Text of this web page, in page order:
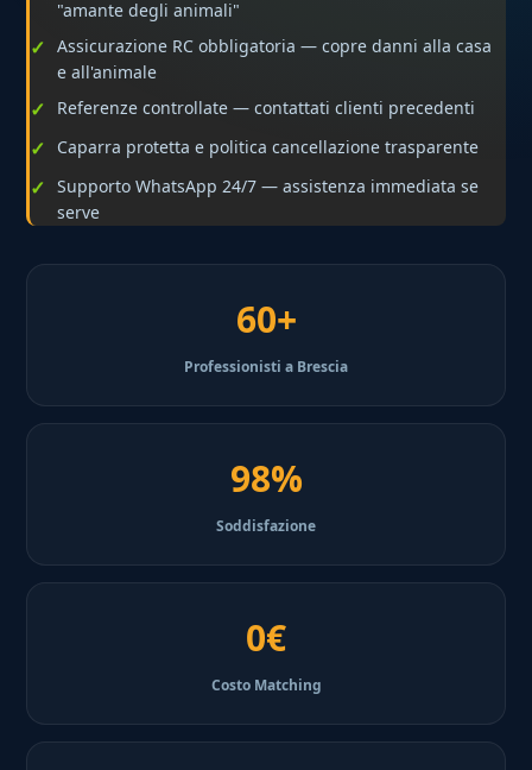
"amante degli animali"
Assicurazione RC obbligatoria — copre danni alla casa
e all'animale
Referenze controllate — contattati clienti precedenti
Caparra protetta e politica cancellazione trasparente
Supporto WhatsApp 24/7 — assistenza immediata se
serve
60+
Professionisti a Brescia
98%
Soddisfazione
0€
Costo Matching